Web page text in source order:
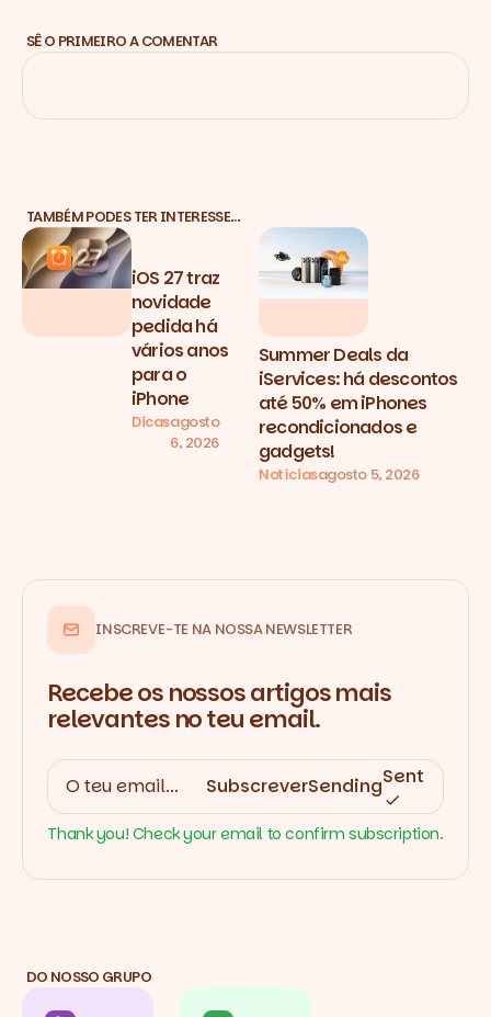
SÊ O PRIMEIRO A COMENTAR
TAMBÉM PODES TER INTERESSE…
iOS 27 traz
novidade
pedida há
vários anos
para o
iPhone
Dicasagosto
6, 2026
Summer Deals da
iServices: há descontos
até 50% em iPhones
recondicionados e
gadgets!
Notíciasagosto 5, 2026
INSCREVE-TE NA NOSSA NEWSLETTER
Recebe os nossos artigos mais
relevantes no teu email.
SubscreverSendingSent
Thank you! Check your email to confirm subscription.
DO NOSSO GRUPO